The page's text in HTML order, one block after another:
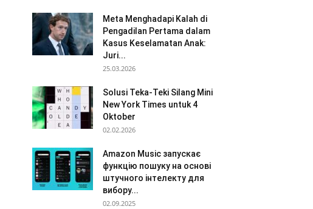
Meta Menghadapi Kalah di
Pengadilan Pertama dalam
Kasus Keselamatan Anak:
Juri...
25.03.2026
Solusi Teka-Teki Silang Mini
New York Times untuk 4
Oktober
02.02.2026
Amazon Music запускає
функцію пошуку на основі
штучного інтелекту для
вибору...
02.09.2025